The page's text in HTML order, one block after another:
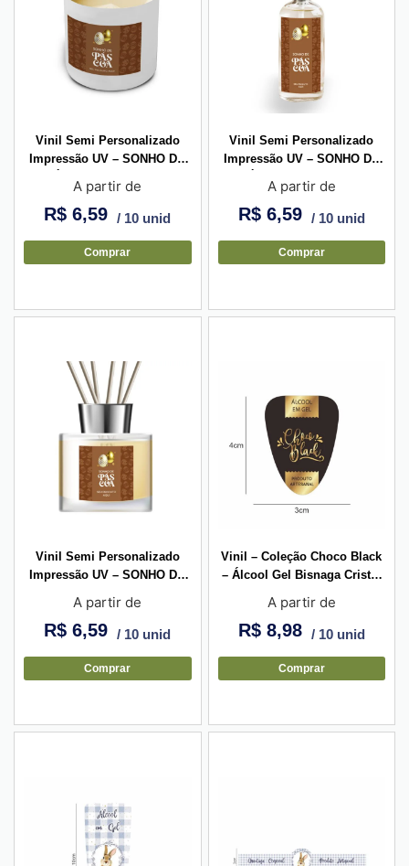
Vinil Semi Personalizado
Impressão UV – SONHO DE
Horizontal
A partir de
R$ 6,59 / 10 unid
Comprar
Vinil Semi Personalizado
Impressão UV – SONHO DE
Vertical
A partir de
R$6,59 / 10 unid
Comprar
Vinil Semi Personalizado
Impressão UV – SONHO DE
A partir de
R$ 6,59 / 10 unid
Comprar
Vinil – Coleção Choco Black
– Álcool Gel Bisnaga Cristal
A partir de
R$8,98 / 10 unid
Comprar